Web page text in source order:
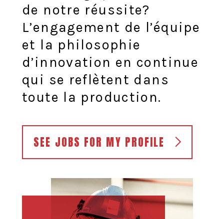
de notre réussite?
L’engagement de l’équipe
et la philosophie
d’innovation en continue
qui se reflètent dans
toute la production.
SEE JOBS FOR MY PROFILE